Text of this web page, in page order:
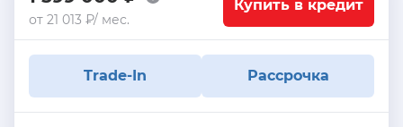
от 21 013 ₽/ мес.
Купить в кредит
Trade-In Рассрочка